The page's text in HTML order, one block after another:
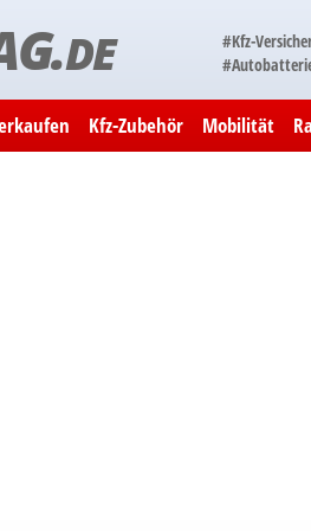
DE #Kfz-
Kfz-Zubehör Mobilität